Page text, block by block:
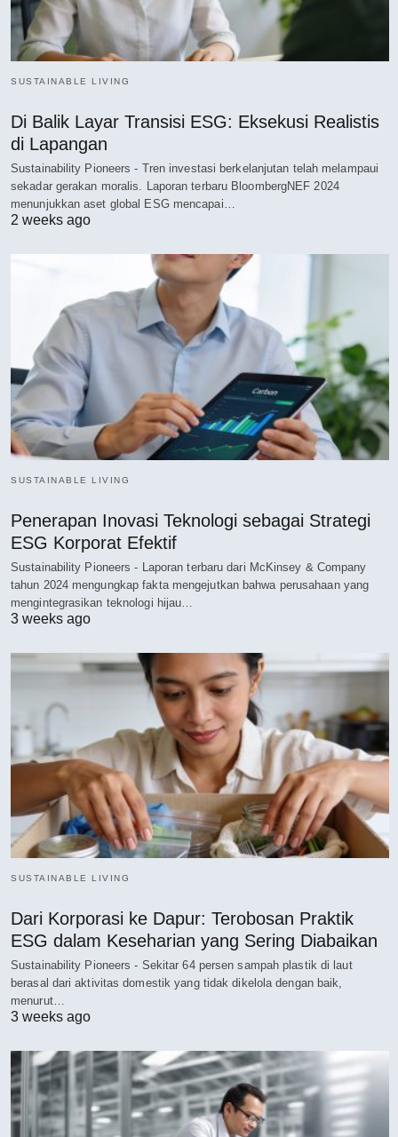
SUSTAINABLE LIVING
Di Balik Layar Transisi ESG: Eksekusi Realistis
di Lapangan
Sustainability Pioneers - Tren investasi berkelanjutan telah melampaui
sekadar gerakan moralis. Laporan terbaru BloombergNEF 2024
menunjukkan aset global ESG mencapai…
2 weeks ago
SUSTAINABLE LIVING
Penerapan Inovasi Teknologi sebagai Strategi
ESG Korporat Efektif
Sustainability Pioneers - Laporan terbaru dari McKinsey & Company
tahun 2024 mengungkap fakta mengejutkan bahwa perusahaan yang
mengintegrasikan teknologi hijau…
3 weeks ago
SUSTAINABLE LIVING
Dari Korporasi ke Dapur: Terobosan Praktik
ESG dalam Keseharian yang Sering Diabaikan
Sustainability Pioneers - Sekitar 64 persen sampah plastik di laut
berasal dari aktivitas domestik yang tidak dikelola dengan baik,
menurut…
3 weeks ago